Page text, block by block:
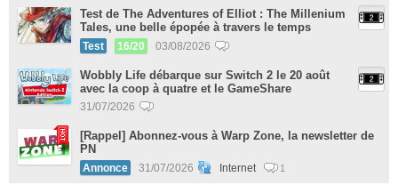
Test de The Adventures of Elliot : The Millenium
Tales, une belle épopée à travers le temps
Test 16/20 03/08/2026
Wobbly Life débarque sur Switch 2 le 20 août
avec la coop à quatre et le GameShare
31/07/2026
[Rappel] Abonnez-vous à Warp Zone, la newsletter de
PN
Annonce 31/07/2026 Internet 1